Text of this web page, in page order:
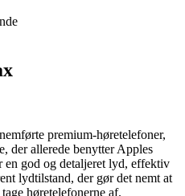
premium-høretelefoner,
der allerede benytter Apples
en god og detaljeret lyd, effektiv
lydtilstand, der gør det nemt at
høretelefonerne af.